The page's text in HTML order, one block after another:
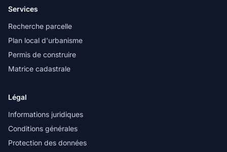
Services
Recherche parcelle
Plan local d'urbanisme
Permis de construire
Matrice cadastrale
Légal
Informations juridiques
Conditions générales
Protection des données